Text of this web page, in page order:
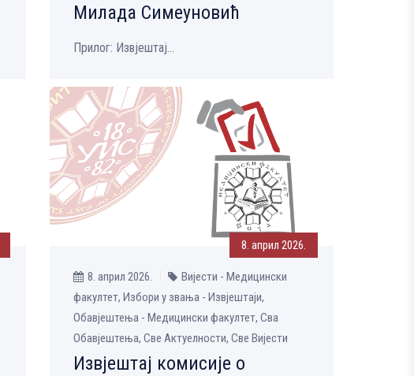
Милада Симеуновић
Прилог: Извјештај...
8. април 2026.
8. април 2026.
Вијести - Медицински
факултет, Избори у звања - Извјештаји,
Обавјештења - Медицински факултет, Сва
Обавјештења, Све Aктуелности, Све Вијести
Извјештај комисије о